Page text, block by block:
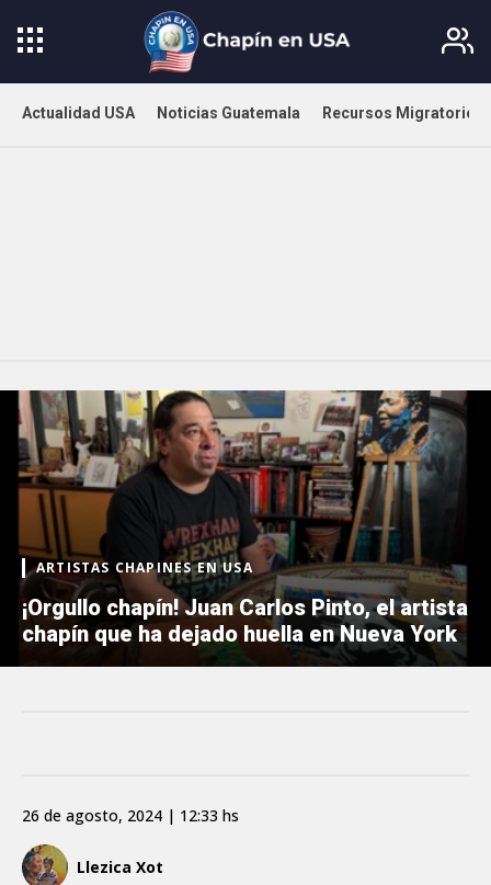
Actualidad USA Noticias Guatemala Recursos Migratorios
ARTISTAS CHAPINES EN USA
¡Orgullo chapín! Juan Carlos Pinto, el artista
chapín que ha dejado huella en Nueva York
Llezica Xot
26 de agosto, 2024 | 12:33 hs